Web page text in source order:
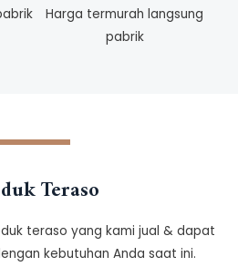
Harga termurah langsung
pabrik
Teraso
teraso yang kami jual & dapat
kebutuhan Anda saat ini.